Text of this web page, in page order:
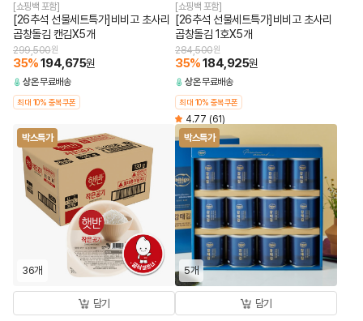
[쇼핑백 포함]
[26추석 선물세트특가]비비고 초사리
곱창돌김 캔김X5개
299,500원
35%194,675원
상온무료배송
최대 10% 중복쿠폰
[쇼핑백 포함]
[26추석 선물세트특가]비비고 초사리
곱창돌김 1호X5개
284,500원
35%184,925원
상온무료배송
최대 10% 중복쿠폰
4.77 (61)
박스특가
36개
담기
박스특가
5개
담기